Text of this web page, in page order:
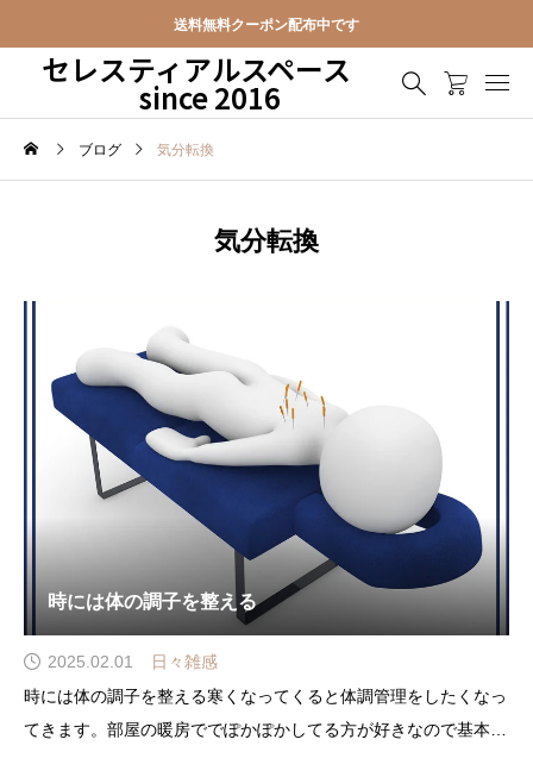
送料無料クーポン配布中です
セレスティアルスペース
since 2016
ブログ 気分転換
気分転換
時には体の調子を整える
2025.02.01
日々雑感
時には体の調子を整える寒くなってくると体調管理をしたくなっ
てきます。部屋の暖房ででぽかぽかしてる方が好きなので基本的